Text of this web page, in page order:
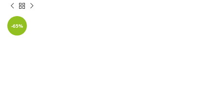
-65%